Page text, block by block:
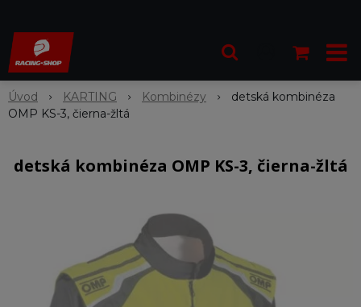
Úvod KARTING Kombinézy
detská kombinéza
OMP KS-3, čierna-žltá
detská kombinéza OMP KS-3, čierna-žltá